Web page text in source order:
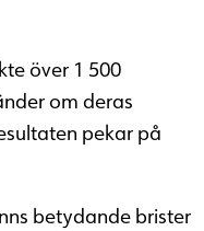
över 1 500
om deras
pekar på
betydande brister